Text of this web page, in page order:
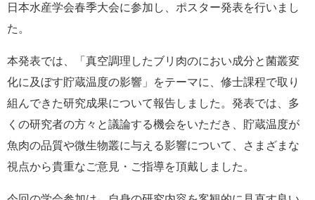
ム
検
索
日本水産学会春季大会に参加し、ポスター発表を行いまし
た。
本発表では、「真空調理したブリ肉のにおい成分と菌叢変
化に及ぼす貯蔵温度の影響」をテーマに、修士課程で取り
組んできた研究成果について報告しました。発表では、多
くの研究者の方々と議論する機会をいただき、貯蔵温度が
魚肉の品質や微生物叢に与える影響について、さまざまな
視点から貴重なご意見・ご指導を頂戴しました。